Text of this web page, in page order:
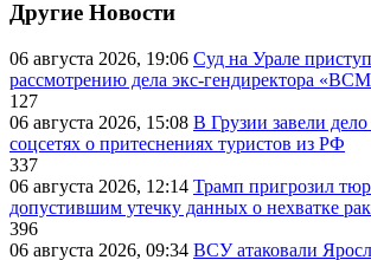
Другие Новости
06 августа 2026, 19:06 Суд на Урале
рассмотрению дела экс-гендиректора
127
06 августа 2026, 15:08 В Грузии завели
соцсетях о притеснениях туристов из РФ
337
06 августа 2026, 12:14 Трамп пригрозил
допустившим утечку данных о нехватке
396
06 августа 2026, 09:34 ВСУ атаковали